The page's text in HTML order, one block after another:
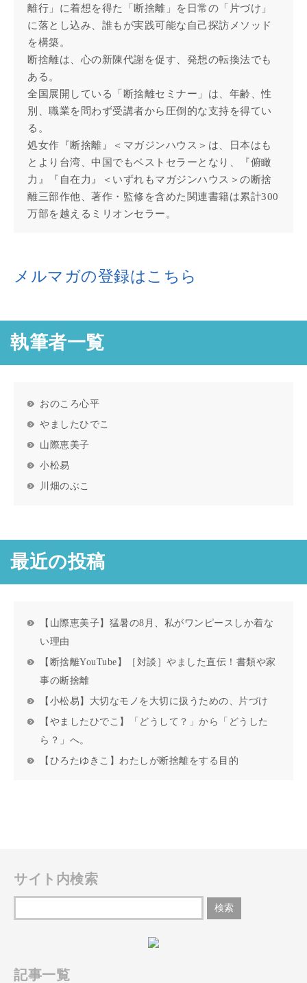
離行」に着想を得た「断捨離」を日常の「片づけ」
に落とし込み、誰もが実践可能な自己探訪メソッド
を構築。
断捨離は、心の新陳代謝を促す、発想の転換法でも
ある。
全国展開している「断捨離セミナー」は、年齢、性
別、職業を問わず受講者から圧倒的な支持を得てい
る。
処女作『断捨離』＜マガジンハウス＞は、日本はも
とより台湾、中国でもベストセラーとなり、『俯瞰
力』『自在力』＜いずれもマガジンハウス＞の断捨
離三部作他、著作・監修を含めた関連書籍は累計300
万部を越えるミリオンセラー。
メルマガの登録はこちら
執筆者一覧
おのころ心平
やましたひでこ
山際恵美子
小松易
川畑のぶこ
最近の投稿
【山際恵美子】猛暑の8月、私がワンピースしか着な
い理由
【断捨離YouTube】［対談］やました直伝！書類や家
事の断捨離
【小松易】大切なモノを大切に扱うための、片づけ
【やましたひでこ】「どうして？」から「どうした
ら？」へ。
【ひろたゆきこ】わたしが断捨離をする目的
サイト内検索
記事一覧